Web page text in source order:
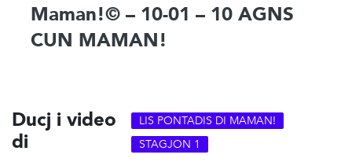
Maman!© – 10-01 – 10 AGNS
CUN MAMAN!
Ducj i video
di
LIS PONTADIS DI MAMAN!
STAGJON 1